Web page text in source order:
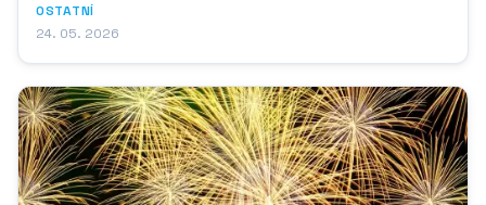
OSTATNÍ
24. 05. 2026